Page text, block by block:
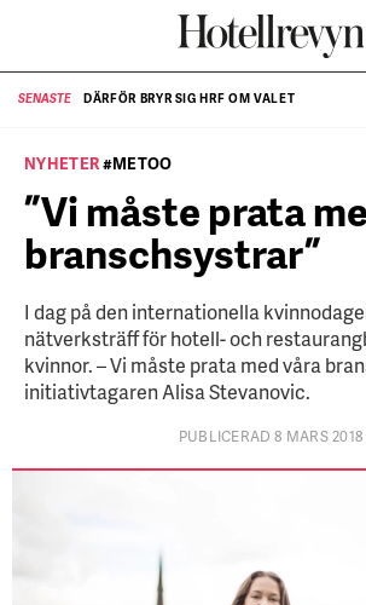
SENASTE DÄRFÖR BRYR SIG HRF OM VALET
NYHETER#METOO
”Vi måste prata
branschsystrar”
I dag på den internationella
nätverksträff för hotell- och
kvinnor. – Vi måste prata med våra
initiativtagaren Alisa Stevanovic.
PUBLICERAD 8 MARS 2018